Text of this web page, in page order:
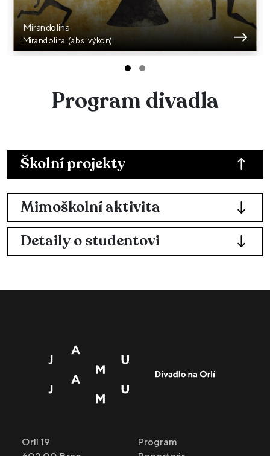
Školní projekty
Mimoškolní aktivita
Detaily o studentovi
Mirandolina
Mirandolina (abs. výkon)
Program divadla
Orlí 19
Program